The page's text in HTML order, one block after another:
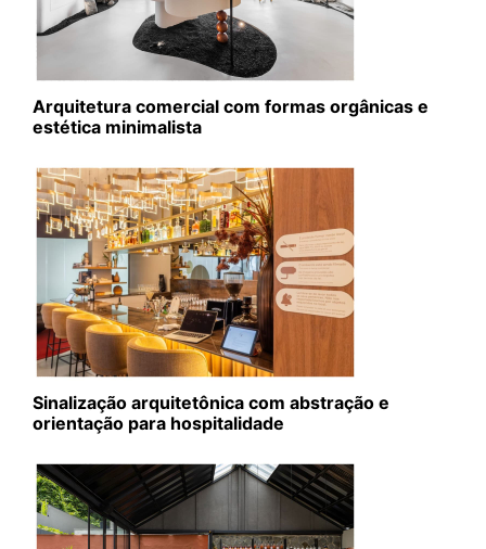
Arquitetura comercial com formas orgânicas e
estética minimalista
Sinalização arquitetônica com abstração e
orientação para hospitalidade